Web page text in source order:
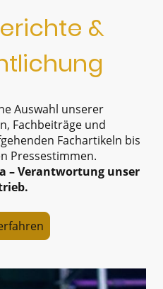
&
Auswahl unserer
Fachbeiträge und
Fachartikeln bis
Pressestimmen.
– Verantwortung unser